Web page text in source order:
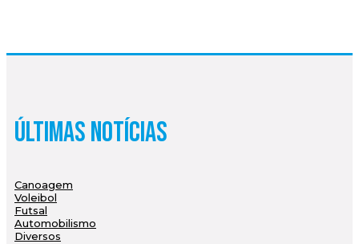
Últimas Notícias
Canoagem
Voleibol
Futsal
Automobilismo
Diversos